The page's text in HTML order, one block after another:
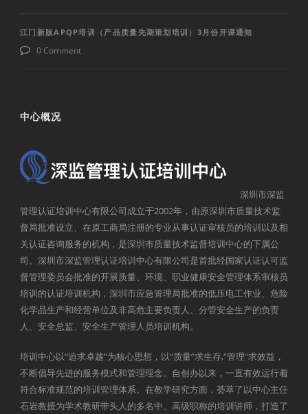
江门新版APQP培训（产品质量先期策划培训）3月份开课通知
0 Comment
中心概况
深圳市深监
管理认证培训中心有限公司成立于2002年，由原深圳市质量技术监
督局批准设立、在原工商局注册的专业从事认证审核员的培训以及相
关认证咨询服务的机构，是深圳市质量技术监督培训中心的下属公
司。深圳市深监管理认证培训中心有限公司是首批经国家认证认可监
督管理委员会批准的开展质量、环境、职业健康安全管理体系审核员
培训的认证培训机构，深圳市应急管理局批准的低压电工作业、危险
化学品生产和经营单位及非高危主要负责人、分管安全生产的负责
人、安全总监、安全生产管理人员培训机构。
培训中心以“追求卓越”为核心思想，以“质量”求生存,“管理”求效益，
不断倡导先进的服务模式和管理理念。自创办以来，一直有效运行着
符合标准规范的培训管理体系。在教学研究方面，荟萃了以中心主任
石岩教授为学术教研带头人的多名中、高级职称的培训讲师，打造了